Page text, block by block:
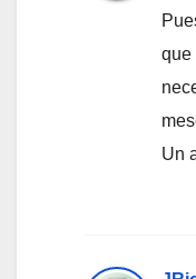
que
Un